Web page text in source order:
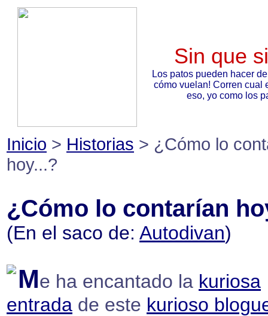
Sin que
Los patos pueden hacer
cómo vuelan! Corren cual
eso, yo como los
Inicio > Historias > ¿Cómo lo
hoy...?
¿Cómo lo contarían
(En el saco de: Autodivan)
Me ha encantado la kuriosa
entrada de este kurioso